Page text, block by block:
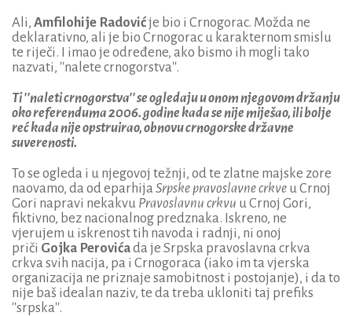
Ali, Amfilohije Radovićje bio i Crnogorac. Možda ne
deklarativno, ali je bio Crnogorac u karakternom smislu
te riječi. I imao je određene, ako bismo ih mogli tako
nazvati, ''nalete crnogorstva''.
Ti ''naleti crnogorstva'' se ogledaju u onom njegovom držanju
oko referenduma 2006. godine kada se nije miješao, ili bolje
reć kada nije opstruirao, obnovu crnogorske državne
suverenosti.
To se ogleda i u njegovoj težnji, od te zlatne majske zore
naovamo, da od eparhija Srpske pravoslavne crkve u Crnoj
Gori napravi nekakvu Pravoslavnu crkvu u Crnoj Gori,
fiktivno, bez nacionalnog predznaka. Iskreno, ne
vjerujem u iskrenost tih navoda i radnji, ni onoj
priči Gojka Perovićada je Srpska pravoslavna crkva
crkva svih nacija, pa i Crnogoraca (iako im ta vjerska
organizacija ne priznaje samobitnost i postojanje), i da to
nije baš idealan naziv, te da treba ukloniti taj prefiks
''srpska''.